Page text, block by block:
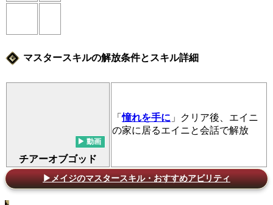
マスタースキルの解放条件とスキル詳細
チアーオブゴッド
「憧れを手に 」クリア後、エイニ
の家に居るエイニと会話で解放
▶メイジのマスタースキル・おすすめアビリティ